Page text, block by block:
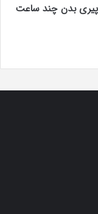
بدن چند ساعت